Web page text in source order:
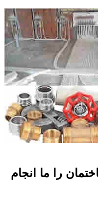
را ما انجام